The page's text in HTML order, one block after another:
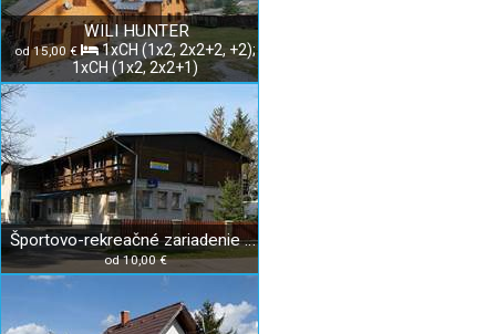
WILI HUNTER
od 15,00 €
1xCH (1x2, 2x2+2, +2);
1xCH (1x2, 2x2+1)
Športovo-rekreačné zariadenie Drienok
od 10,00 €